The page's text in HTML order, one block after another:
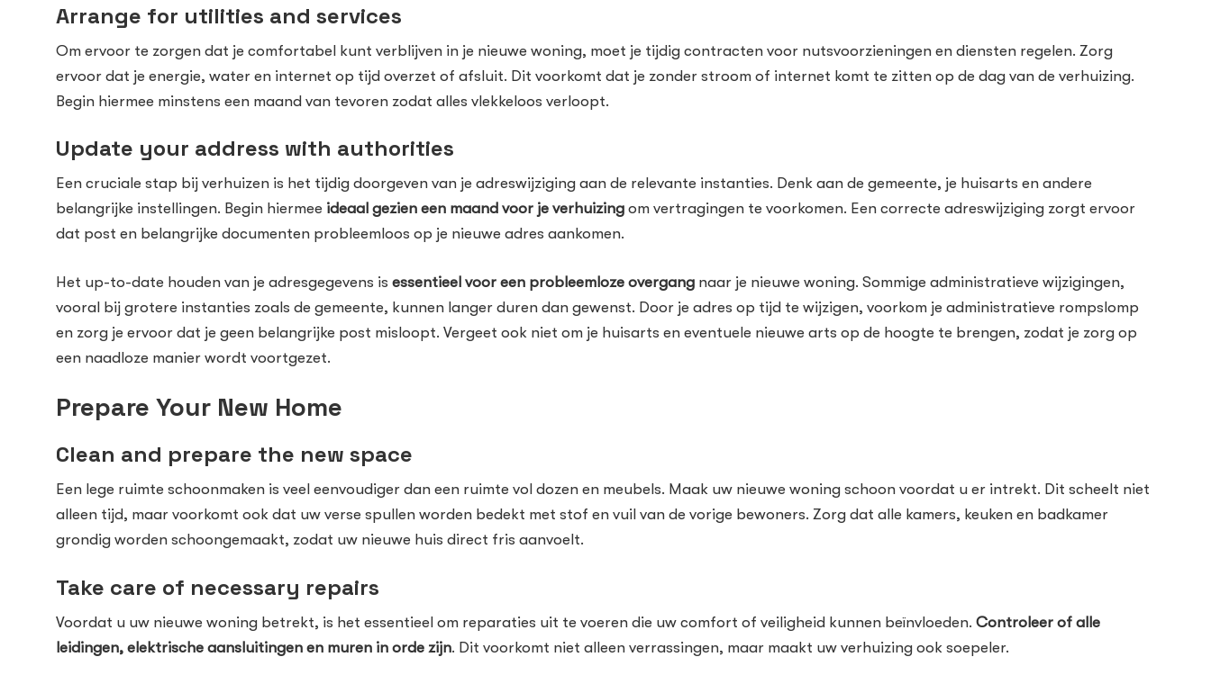
Arrange for utilities and services
Om ervoor te zorgen dat je comfortabel kunt verblijven in je nieuwe woning, moet je tijdig contracten voor nutsvoorzieningen en diensten regelen. Zorg
ervoor dat je energie, water en internet op tijd overzet of afsluit. Dit voorkomt dat je zonder stroom of internet komt te zitten op de dag van de verhuizing.
Begin hiermee minstens een maand van tevoren zodat alles vlekkeloos verloopt.
Update your address with authorities
Een cruciale stap bij verhuizen is het tijdig doorgeven van je adreswijziging aan de relevante instanties. Denk aan de gemeente, je huisarts en andere
belangrijke instellingen. Begin hiermee ideaal gezien een maand voor je verhuizing om vertragingen te voorkomen. Een correcte adreswijziging zorgt ervoor
dat post en belangrijke documenten probleemloos op je nieuwe adres aankomen.
Het up-to-date houden van je adresgegevens is essentieel voor een probleemloze overgang naar je nieuwe woning. Sommige administratieve wijzigingen,
vooral bij grotere instanties zoals de gemeente, kunnen langer duren dan gewenst. Door je adres op tijd te wijzigen, voorkom je administratieve rompslomp
en zorg je ervoor dat je geen belangrijke post misloopt. Vergeet ook niet om je huisarts en eventuele nieuwe arts op de hoogte te brengen, zodat je zorg op
een naadloze manier wordt voortgezet.
Prepare Your New Home
Clean and prepare the new space
Een lege ruimte schoonmaken is veel eenvoudiger dan een ruimte vol dozen en meubels. Maak uw nieuwe woning schoon voordat u er intrekt. Dit scheelt niet
alleen tijd, maar voorkomt ook dat uw verse spullen worden bedekt met stof en vuil van de vorige bewoners. Zorg dat alle kamers, keuken en badkamer
grondig worden schoongemaakt, zodat uw nieuwe huis direct fris aanvoelt.
Take care of necessary repairs
Voordat u uw nieuwe woning betrekt, is het essentieel om reparaties uit te voeren die uw comfort of veiligheid kunnen beïnvloeden. Controleer of alle
leidingen, elektrische aansluitingen en muren in orde zijn. Dit voorkomt niet alleen verrassingen, maar maakt uw verhuizing ook soepeler.